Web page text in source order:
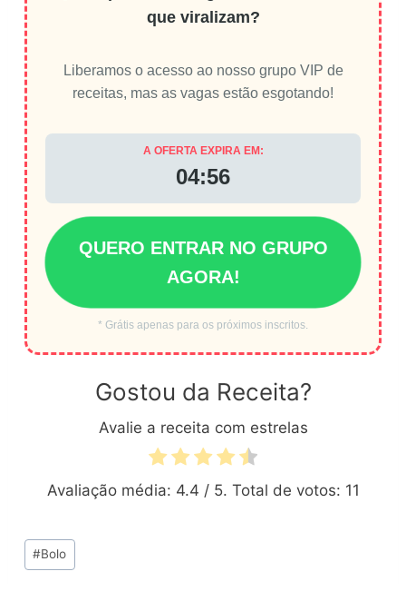
que viralizam?
Liberamos o acesso ao nosso grupo VIP de
receitas, mas as vagas estão esgotando!
A OFERTA EXPIRA EM:
04:56
QUERO ENTRAR NO GRUPO
AGORA!
* Grátis apenas para os próximos inscritos.
Gostou da Receita?
Avalie a receita com estrelas
Avaliação média: 4.4 / 5. Total de votos: 11
Tags
do
#Bolo